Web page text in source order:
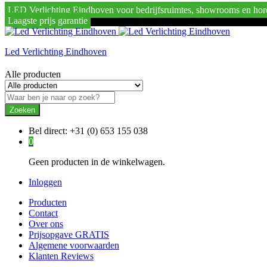
LED Verlichting Eindhoven voor bedrijfsruimtes, showrooms en
Laagste prijs garantie
Led Verlichting Eindhoven
Alle producten
Zoeken
Bel direct: +31 (0) 653 155 038
0
Geen producten in de winkelwagen.
Inloggen
Producten
Contact
Over ons
Prijsopgave GRATIS
Algemene voorwaarden
Klanten Reviews